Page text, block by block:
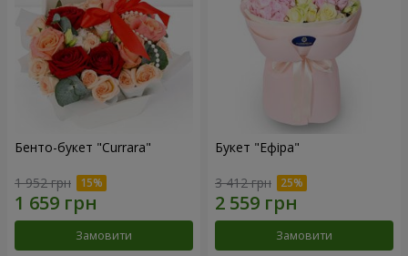
Бенто-букет "Currara"
1 952 грн
Замовити
Букет "Ефіра"
3 412 грн
Замовити